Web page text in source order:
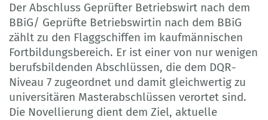
Der Abschluss Geprüfter Betriebswirt nach dem
BBiG/ Geprüfte Betriebswirtin nach dem BBiG
zählt zu den Flaggschiffen im kaufmännischen
Fortbildungsbereich. Er ist einer von nur wenigen
berufsbildenden Abschlüssen, die dem DQR-
Niveau 7 zugeordnet und damit gleichwertig zu
universitären Masterabschlüssen verortet sind.
Die Novellierung dient dem Ziel, aktuelle